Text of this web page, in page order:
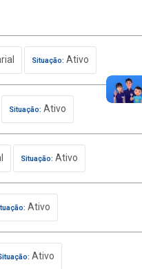
Situação: Ativo
Situação: Ativo
Situação: Ativo
Ativo
Ativo